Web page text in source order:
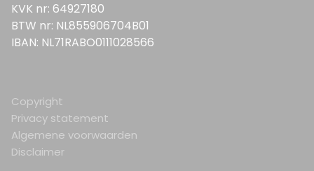
KVK nr: 64927180
BTW nr: NL855906704B01
IBAN: NL71RABO0111028566
Copyright
Privacy statement
Algemene voorwaarden
Disclaimer